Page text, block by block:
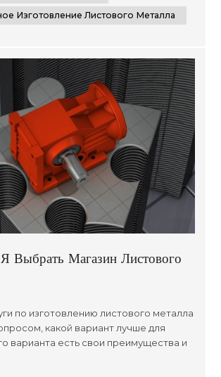
Изготовление Листового Металла
Выбрать Магазин Листового
Со Мной Или Интернет-
по изготовлению листового металла
какой вариант лучше для
варианта есть свои преимущества и